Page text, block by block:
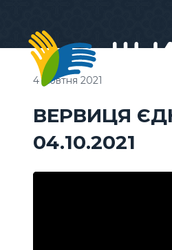
ВЕРВИЦЯ
04.10.2021
4 жовтня 2021